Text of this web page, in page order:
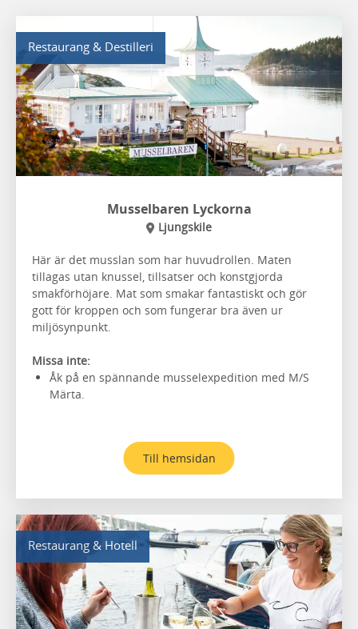
Restaurang & Destilleri
Musselbaren Lyckorna
Ljungskile
Här är det musslan som har huvudrollen. Maten
tillagas utan knussel, tillsatser och konstgjorda
smakförhöjare. Mat som smakar fantastiskt och gör
gott för kroppen och som fungerar bra även ur
miljösynpunkt.
Missa inte:
Åk på en spännande musselexpedition med M/S
Märta.
Till hemsidan
Restaurang & Hotell